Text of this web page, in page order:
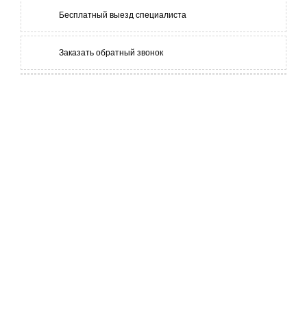
Бесплатный выезд специалиста
Заказать обратный звонок